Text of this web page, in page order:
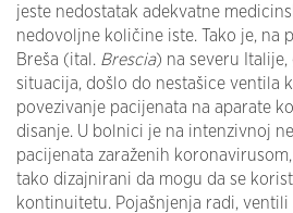
jeste nedostatak adekvatne
nedovoljne količine iste. Tako je, na
Breša (ital. Brescia) na severu
situacija, došlo do nestašice ventila
povezivanje pacijenata na aparate
disanje. U bolnici je na intenzivnoj
pacijenata zaraženih
tako dizajnirani da mogu da se
kontinuitetu. Pojašnjenja radi, ventili